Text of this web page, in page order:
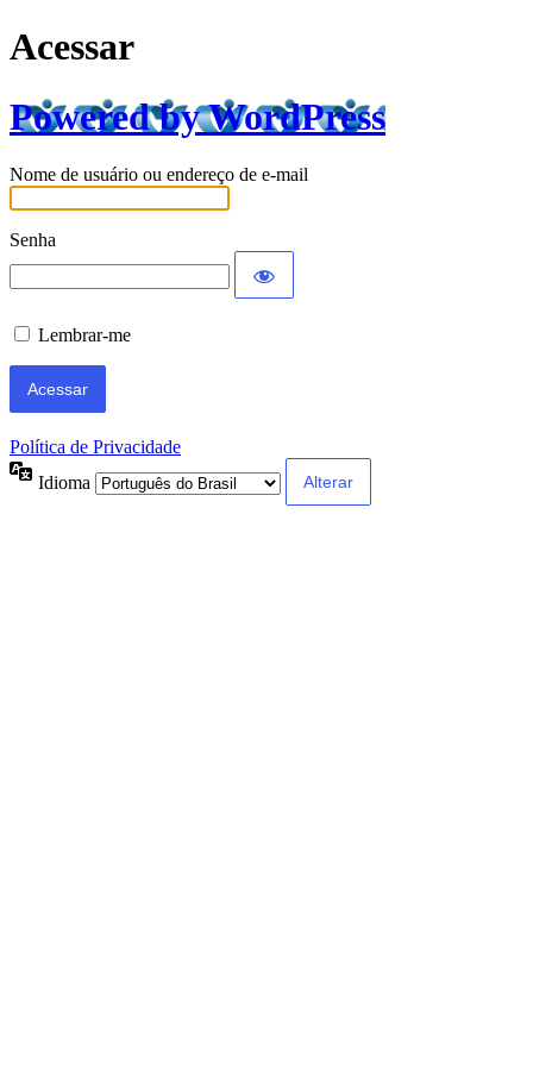
Acessar
Powered by WordPress
Nome de usuário ou endereço de e-mail
Senha
Lembrar-me
Política de Privacidade
Idioma